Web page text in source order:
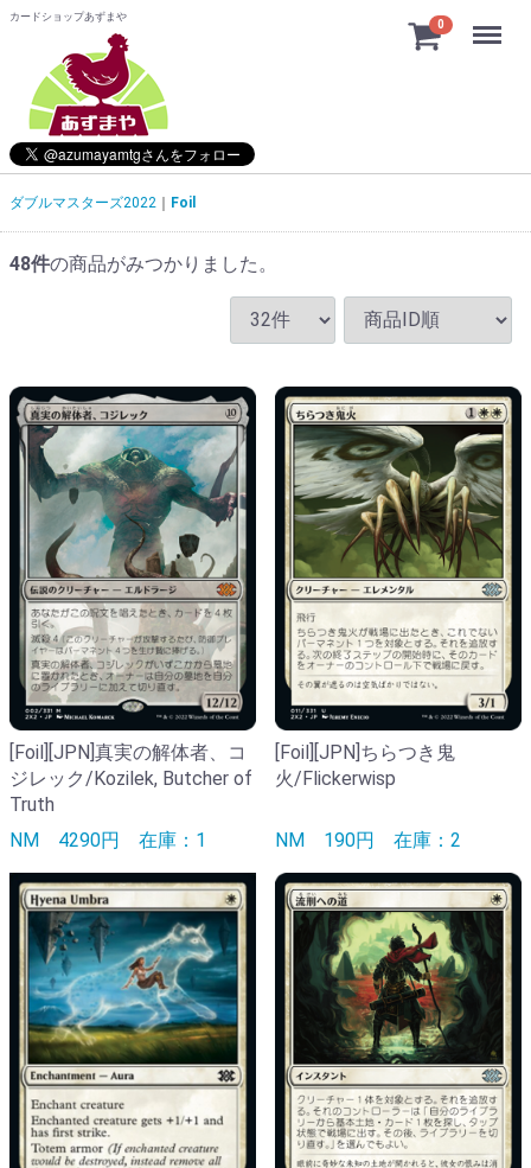
カードショップあずまや
0 Menu
ダブルマスターズ2022 Foil
48件の商品がみつかりました。
[Foil][JPN]真実の解体者、コ
ジレック/Kozilek, Butcher of
Truth
NM 4290円 在庫：1
[Foil][JPN]ちらつき鬼
火/Flickerwisp
NM 190円 在庫：2